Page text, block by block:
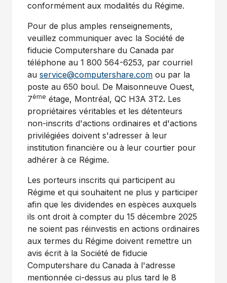
conformément aux modalités du Régime.
Pour de plus amples renseignements,
veuillez communiquer avec la Société de
fiducie Computershare du Canada par
téléphone au 1 800 564-6253, par courriel
au service@computershare.com ou par la
poste au 650 boul. De Maisonneuve Ouest,
7ème étage, Montréal, QC H3A 3T2. Les
propriétaires véritables et les détenteurs
non-inscrits d'actions ordinaires et d'actions
privilégiées doivent s'adresser à leur
institution financière ou à leur courtier pour
adhérer à ce Régime.
Les porteurs inscrits qui participent au
Régime et qui souhaitent ne plus y participer
afin que les dividendes en espèces auxquels
ils ont droit à compter du 15 décembre 2025
ne soient pas réinvestis en actions ordinaires
aux termes du Régime doivent remettre un
avis écrit à la Société de fiducie
Computershare du Canada à l'adresse
mentionnée ci-dessus au plus tard le 8